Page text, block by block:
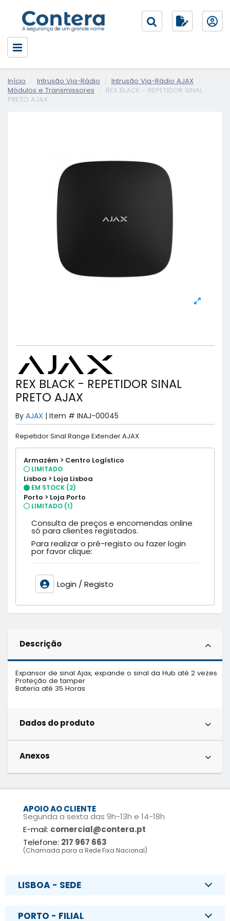
Início Intrusão Via-Rádio
Intrusão Via-Rádio AJAX
Módulos e Transmissores
REX BLACK - REPETIDOR SINAL
PRETO AJAX
REX BLACK - REPETIDOR SINAL
PRETO AJAX
By AJAX | Item # INAJ-00045
Repetidor Sinal Range Extender AJAX
Armazém > Centro Logístico
LIMITADO
Lisboa > Loja Lisboa
EM STOCK (2)
Porto > Loja Porto
LIMITADO (1)
Consulta de preços e encomendas online
só para clientes registados.
Para realizar o pré-registo ou fazer login
por favor clique:
Login / Registo
Descrição
Expansor de sinal Ajax, expande o sinal da Hub até 2 vezes
Proteção de tamper
Bateria até 35 Horas
Dados do produto
Anexos
APOIO AO CLIENTE
Segunda a sexta das 9h-13h e 14-18h
E-mail: comercial@contera.pt
Telefone: 217 967 663
(Chamada para a Rede Fixa Nacional)
LISBOA - SEDE
PORTO - FILIAL